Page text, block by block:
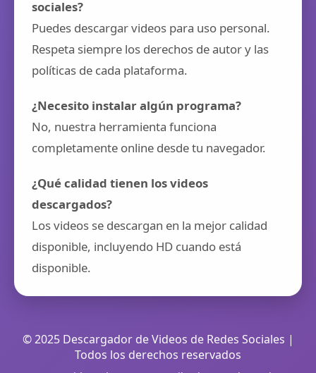
sociales?
Puedes descargar videos para uso personal.
Respeta siempre los derechos de autor y las
políticas de cada plataforma.
¿Necesito instalar algún programa?
No, nuestra herramienta funciona
completamente online desde tu navegador.
¿Qué calidad tienen los videos
descargados?
Los videos se descargan en la mejor calidad
disponible, incluyendo HD cuando está
disponible.
© 2025 Descargador de Videos de Redes Sociales |
Todos los derechos reservados